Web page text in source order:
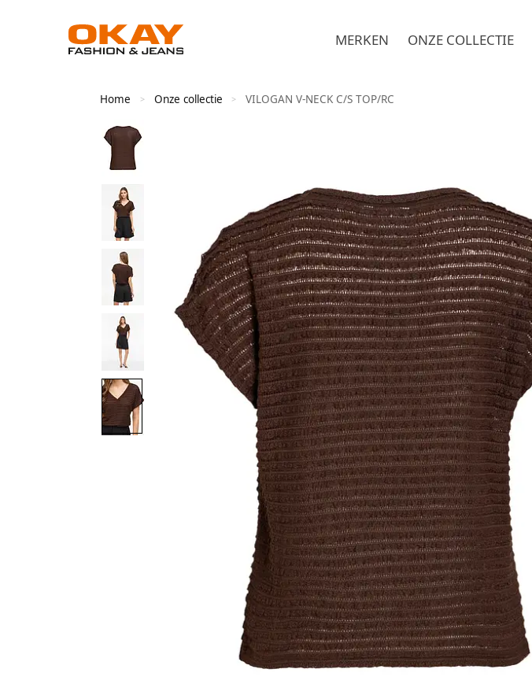
MERKEN ONZE COLLECTIE
Home > Onze collectie > VILOGAN V-NECK C/S TOP/RC